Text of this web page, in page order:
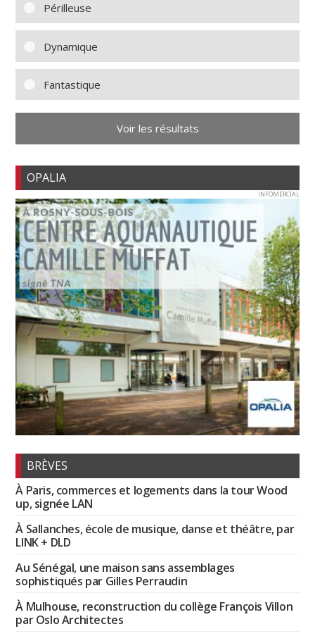
Périlleuse
Dynamique
Fantastique
Voir les résultats
OPALIA
INFOMERCIAL
BRÈVES
À Paris, commerces et logements dans la tour Wood
up, signée LAN
À Sallanches, école de musique, danse et théâtre, par
LINK + DLD
Au Sénégal, une maison sans assemblages
sophistiqués par Gilles Perraudin
À Mulhouse, reconstruction du collège François Villon
par Oslo Architectes